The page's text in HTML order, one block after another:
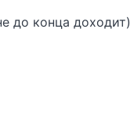
до конца